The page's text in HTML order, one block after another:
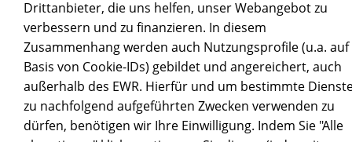
Drittanbieter, die uns helfen, unser Webangebot zu
verbessern und zu finanzieren. In diesem
Zusammenhang werden auch Nutzungsprofile (u.a. auf
Basis von Cookie-IDs) gebildet und angereichert, auch
außerhalb des EWR. Hierfür und um bestimmte
zu nachfolgend aufgeführten Zwecken verwenden zu
dürfen, benötigen wir Ihre Einwilligung. Indem Sie "Alle